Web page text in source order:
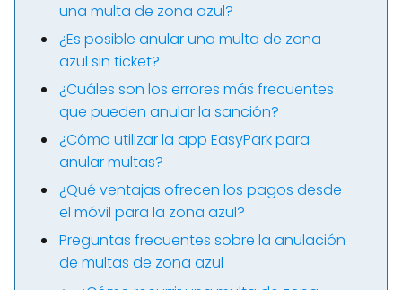
una multa de zona azul?
¿Es posible anular una multa de zona
azul sin ticket?
¿Cuáles son los errores más frecuentes
que pueden anular la sanción?
¿Cómo utilizar la app EasyPark para
anular multas?
¿Qué ventajas ofrecen los pagos desde
el móvil para la zona azul?
Preguntas frecuentes sobre la anulación
de multas de zona azul